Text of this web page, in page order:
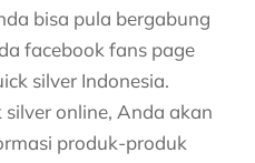
bisa pula bergabung
facebook fans page
silver Indonesia.
online, Anda akan
produk-produk